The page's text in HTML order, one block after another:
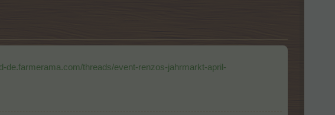
de.farmerama.com/threads/event-renzos-jahrmarkt-april-